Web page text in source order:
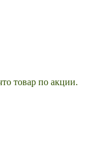
товар по акции.